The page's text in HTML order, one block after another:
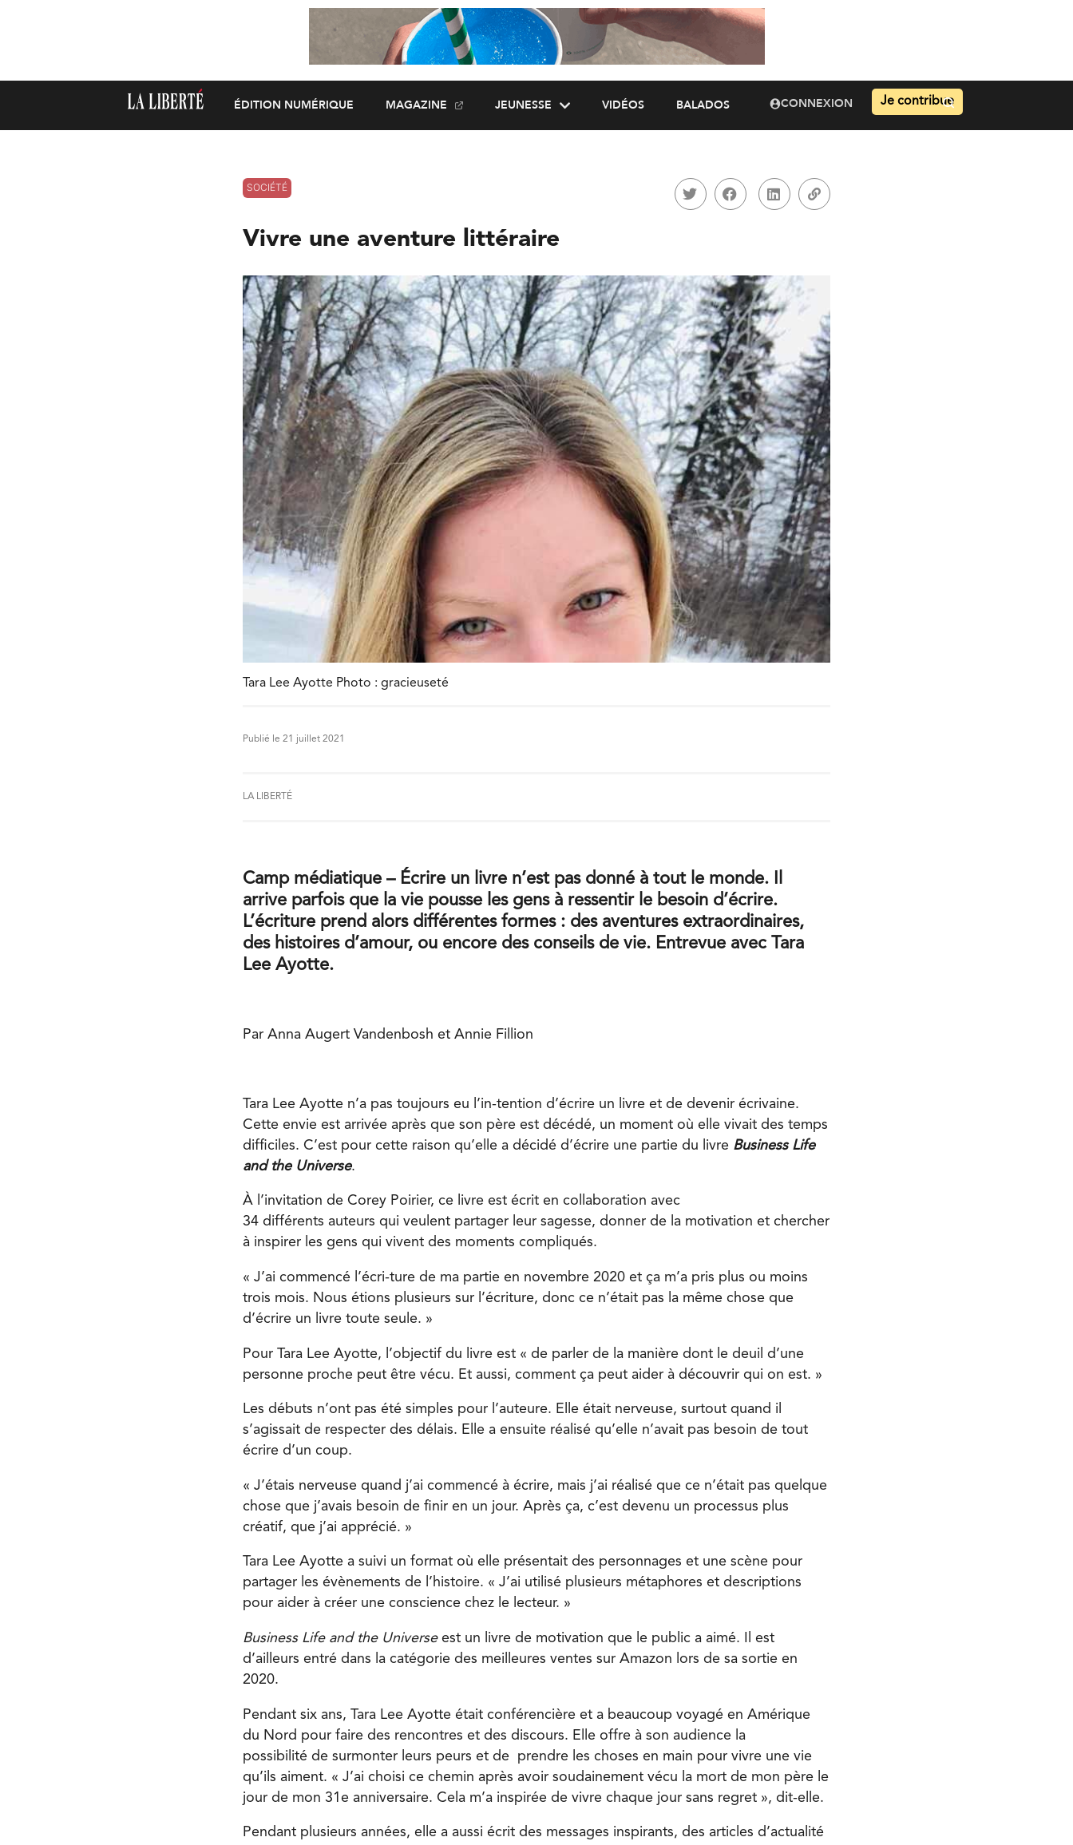
ÉDITION NUMÉRIQUE MAGAZINE JEUNESSE VIDÉOS BALADOS CONNEXION Je contribue
SOCIÉTÉ
Vivre une aventure littéraire
Tara Lee Ayotte Photo : gracieuseté
Publié le 21 juillet 2021
LA LIBERTÉ
Camp médiatique – Écrire un livre n’est pas donné à tout le monde. Il
arrive parfois que la vie pousse les gens à ressentir le besoin d’écrire.
L’écriture prend alors différentes formes : des aventures extraordinaires,
des histoires d’amour, ou encore des conseils de vie. Entrevue avec Tara
Lee Ayotte.
Par Anna Augert Vandenbosh et Annie Fillion
Tara Lee Ayotte n’a pas toujours eu l’in-tention d’écrire un livre et de devenir écrivaine.
Cette envie est arrivée après que son père est décédé, un moment où elle vivait des temps
difficiles. C’est pour cette raison qu’elle a décidé d’écrire une partie du livre Business Life
and the Universe.
À l’invitation de Corey Poirier, ce livre est écrit en collaboration avec
34 différents auteurs qui veulent partager leur sagesse, donner de la motivation et chercher
à inspirer les gens qui vivent des moments compliqués.
« J’ai commencé l’écri-ture de ma partie en novembre 2020 et ça m’a pris plus ou moins
trois mois. Nous étions plusieurs sur l’écriture, donc ce n’était pas la même chose que
d’écrire un livre toute seule. »
Pour Tara Lee Ayotte, l’objectif du livre est « de parler de la manière dont le deuil d’une
personne proche peut être vécu. Et aussi, comment ça peut aider à découvrir qui on est. »
Les débuts n’ont pas été simples pour l’auteure. Elle était nerveuse, surtout quand il
s’agissait de respecter des délais. Elle a ensuite réalisé qu’elle n’avait pas besoin de tout
écrire d’un coup.
« J’étais nerveuse quand j’ai commencé à écrire, mais j’ai réalisé que ce n’était pas quelque
chose que j’avais besoin de finir en un jour. Après ça, c’est devenu un processus plus
créatif, que j’ai apprécié. »
Tara Lee Ayotte a suivi un format où elle présentait des personnages et une scène pour
partager les évènements de l’histoire. « J’ai utilisé plusieurs métaphores et descriptions
pour aider à créer une conscience chez le lecteur. »
Business Life and the Universeest un livre de motivation que le public a aimé. Il est
d’ailleurs entré dans la catégorie des meilleures ventes sur Amazon lors de sa sortie en
2020.
Pendant six ans, Tara Lee Ayotte était conférencière et a beaucoup voyagé en Amérique
du Nord pour faire des rencontres et des discours. Elle offre à son audience la
possibilité de surmonter leurs peurs et de
prendre les choses en main pour vivre une vie
qu’ils aiment. « J’ai choisi ce chemin après avoir soudainement vécu la mort de mon père le
jour de mon 31e anniversaire. Cela m’a inspirée de vivre chaque jour sans regret », dit-elle.
Pendant plusieurs années, elle a aussi écrit des messages inspirants, des articles d’actualité